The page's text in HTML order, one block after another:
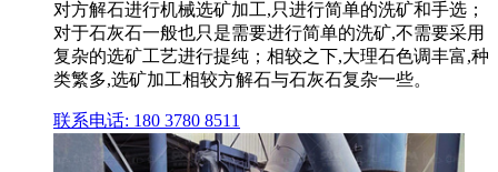
对方解石进行机械选矿加工,只进行简单的洗矿和手选；
对于石灰石一般也只是需要进行简单的洗矿,不需要采用
复杂的选矿工艺进行提纯；相较之下,大理石色调丰富,种
类繁多,选矿加工相较方解石与石灰石复杂一些。
联系电话: 180 3780 8511